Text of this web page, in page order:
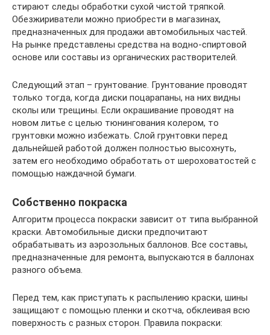
стирают следы обработки сухой чистой тряпкой.
Обезжириватели можно приобрести в магазинах,
предназначенных для продажи автомобильных частей.
На рынке представлены средства на водно-спиртовой
основе или составы из органических растворителей.
Следующий этап – грунтование. Грунтование проводят
только тогда, когда диски поцарапаны, на них видны
сколы или трещины. Если окрашивание проводят на
новом литье с целью тюнингования колером, то
грунтовки можно избежать. Слой грунтовки перед
дальнейшей работой должен полностью высохнуть,
затем его необходимо обработать от шероховатостей с
помощью наждачной бумаги.
Собственно покраска
Алгоритм процесса покраски зависит от типа выбранной
краски. Автомобильные диски предпочитают
обрабатывать из аэрозольных баллонов. Все составы,
предназначенные для ремонта, выпускаются в баллонах
разного объема.
Перед тем, как приступать к распылению краски, шины
защищают с помощью пленки и скотча, обклеивая всю
поверхность с разных сторон. Правила покраски: